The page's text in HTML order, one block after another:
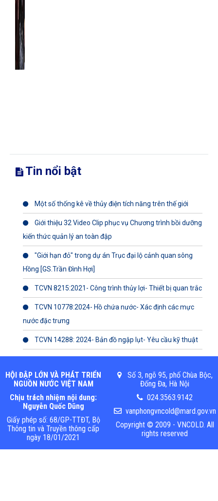
Tin nổi bật
Một số thống kê về thủy điện tích năng trên thế giới
Giới thiệu 32 Video Clip phục vụ Chương trình bồi dưỡng
kiến thức quản lý an toàn đập
"Giới hạn đỏ" trong dự án Trục đại lộ cảnh quan sông
Hồng [GS.Trần Đình Hợi]
TCVN 8215:2021- Công trình thủy lợi- Thiết bị quan trắc
TCVN 10778:2024- Hồ chứa nước- Xác định các mực
nước đặc trưng
TCVN 14288: 2024- Bản đồ ngập lụt- Yêu cầu kỹ thuật
HỘI ĐẬP LỚN VÀ PHÁT TRIỂN
NGUỒN NƯỚC VIỆT NAM
Chịu trách nhiệm nội dung:
Nguyễn Quốc Dũng
Giấy phép số: 68/GP-TTĐT, Bộ
Thông tin và Truyền thông cấp
ngày 18/01/2021
Số 3, ngõ 95, phố Chùa Bộc,
Đống Đa, Hà Nội
024.3563.9142
vanphongvncold@mard.gov.vn
Copyright © 2009 - VNCOLD. All
rights reserved